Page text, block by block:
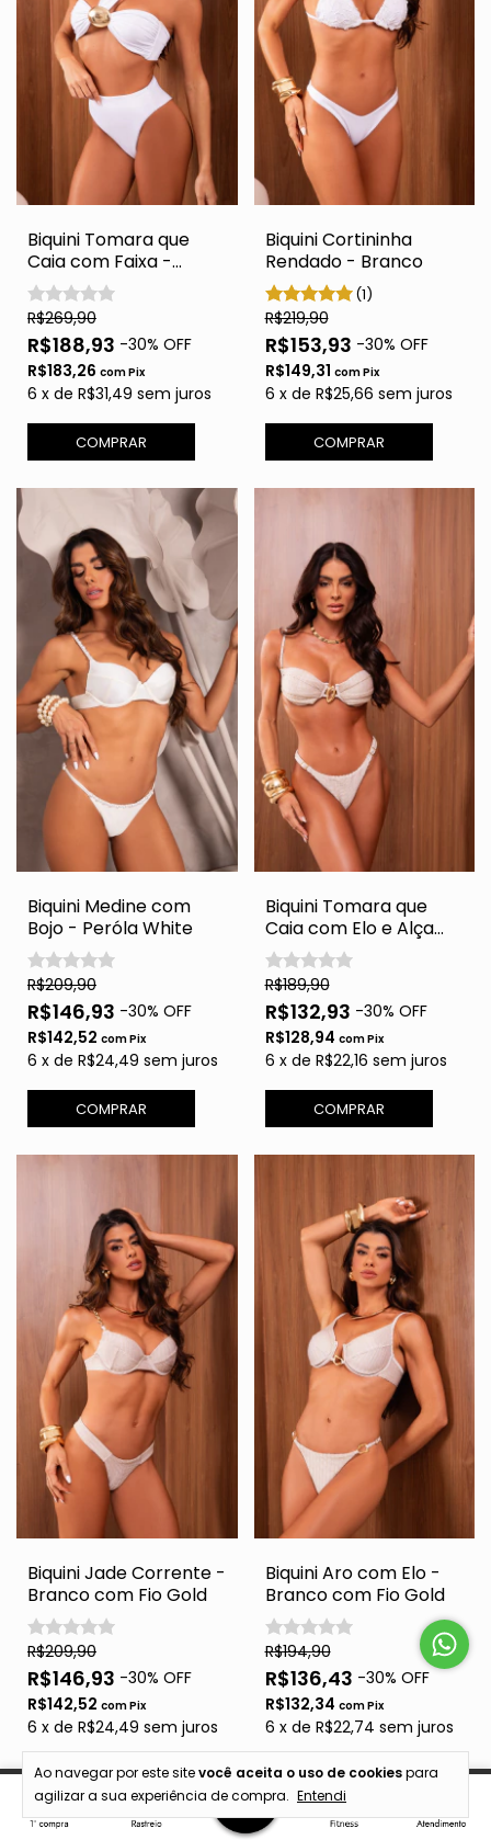
Ao navegar por este sitevocê aceita o uso de cookiespara
agilizar a sua experiência de compra. Entendi
Biquini Tomara que
Caia com Faixa -
Branco
R$269,90
R$188,93 -30% OFF
R$183,26 comPix
6 x de R$31,49 sem juros
COMPRAR
Biquini Cortininha
Rendado - Branco
(1)
R$219,90
R$153,93 -30% OFF
R$149,31 comPix
6 x de R$25,66 sem juros
COMPRAR
Biquini Medine com
Bojo - Peróla White
R$209,90
R$146,93 -30% OFF
R$142,52 comPix
6 x de R$24,49 sem juros
COMPRAR
Biquini Tomara que
Caia com Elo e Alça
Opcional - Branco
com Fio Gold
R$189,90
R$132,93 -30% OFF
R$128,94 comPix
6 x de R$22,16 sem juros
COMPRAR
Biquini Jade Corrente -
Branco com Fio Gold
R$209,90
R$146,93 -30% OFF
R$142,52 comPix
6 x de R$24,49 sem juros
COMPRAR
Biquini Aro com Elo -
Branco com Fio Gold
R$194,90
R$136,43 -30% OFF
R$132,34 comPix
6 x de R$22,74 sem juros
COMPRAR